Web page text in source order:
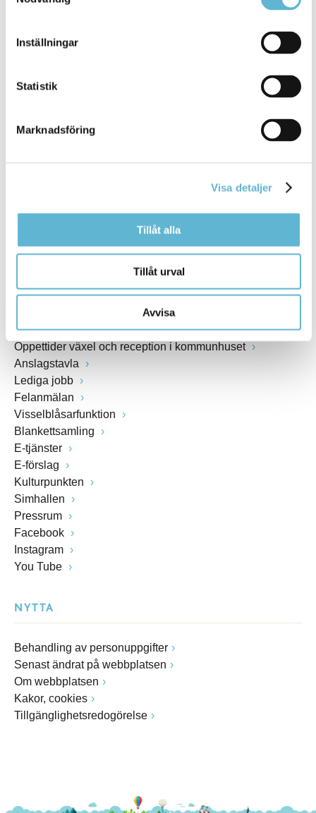
Inställningar
Statistik
Marknadsföring
Visa detaljer
Tillåt alla
Tillåt urval
Avvisa
KONTAKT
Besöksadress
Box 18, 295 21 Bromölla
Fax: 0456-82 22 00
Öppettider växel och reception i kommunhuset
Anslagstavla
Lediga jobb
Felanmälan
Visselblåsarfunktion
Blankettsamling
E-tjänster
E-förslag
Kulturpunkten
Simhallen
Pressrum
Facebook
Instagram
You Tube
NYTTA
Behandling av personuppgifter
Senast ändrat på webbplatsen
Om webbplatsen
Kakor, cookies
Tillgänglighetsredogörelse